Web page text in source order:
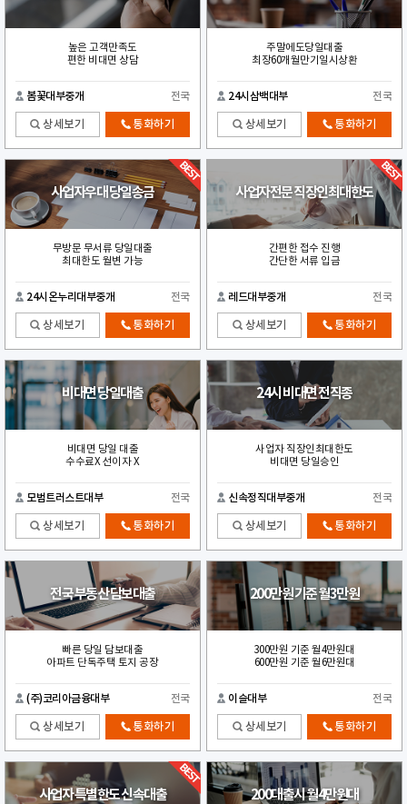
높은 고객만족도
편한 비대면 상담
봄꽃대부중개 전국
상세보기 통화하기
주말에도당일대출
최장60개월만기일시상환
24시삼백대부 전국
상세보기 통화하기
사업자우대 당일송금
무방문 무서류 당일대출
최대한도 월변 가능
24시온누리대부중개 전국
상세보기 통화하기
사업자전문 직장인최대한도
간편한 접수 진행
간단한 서류 입금
레드대부중개 전국
상세보기 통화하기
비대면 당일대출
비대면 당일 대출
수수료X 선이자 X
모범트러스트대부 전국
상세보기 통화하기
24시 비대면 전직종
사업자 직장인최대한도
비대면 당일승인
신속정직대부중개 전국
상세보기 통화하기
전국 부동산 담보대출
빠른 당일 담보대출
아파트 단독주택 토지 공장
(주)코리아금융대부 전국
상세보기 통화하기
200만원 기준 월3만원
300만원 기준 월4만원대
600만원 기준 월6만원대
이슬대부 전국
상세보기 통화하기
사업자 특별한도 신속대출 200대출시 월4만원대